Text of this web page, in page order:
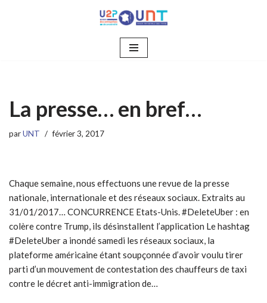
La presse… en bref…
parUNT février 3, 2017
Chaque semaine, nous effectuons une revue de la presse
nationale, internationale et des réseaux sociaux. Extraits au
31/01/2017… CONCURRENCE Etats-Unis. #DeleteUber : en
colère contre Trump, ils désinstallent l’application Le hashtag
#DeleteUber a inondé samedi les réseaux sociaux, la
plateforme américaine étant soupçonnée d’avoir voulu tirer
parti d’un mouvement de contestation des chauffeurs de taxi
contre le décret anti-immigration de…